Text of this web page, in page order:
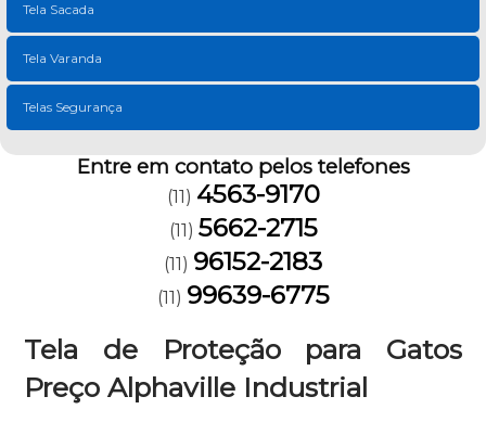
Tela Sacada
Tela Varanda
Telas Segurança
Entre em contato pelos telefones
(11) 4563-9170
(11) 5662-2715
(11) 96152-2183
(11) 99639-6775
Tela de Proteção para Gatos
Preço Alphaville Industrial